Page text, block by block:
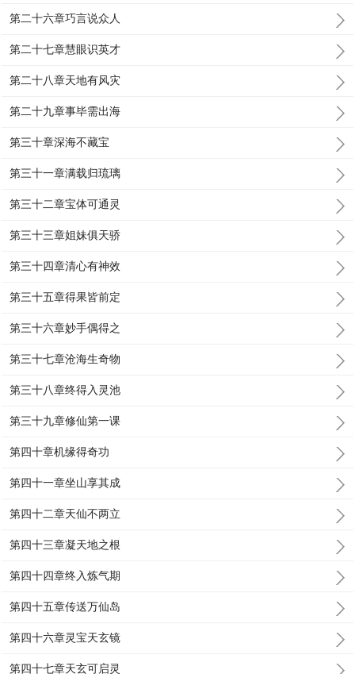
第二十六章巧言说众人
第二十七章慧眼识英才
第二十八章天地有风灾
第二十九章事毕需出海
第三十章深海不藏宝
第三十一章满载归琉璃
第三十二章宝体可通灵
第三十三章姐妹俱天骄
第三十四章清心有神效
第三十五章得果皆前定
第三十六章妙手偶得之
第三十七章沧海生奇物
第三十八章终得入灵池
第三十九章修仙第一课
第四十章机缘得奇功
第四十一章坐山享其成
第四十二章天仙不两立
第四十三章凝天地之根
第四十四章终入炼气期
第四十五章传送万仙岛
第四十六章灵宝天玄镜
第四十七章天玄可启灵